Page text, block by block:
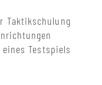
Taktikschulung
Testspiels